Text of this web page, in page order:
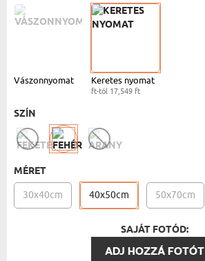
Vászonnyomat Keretes nyomat
ft-tól 17,549 ft
SZÍN
MÉRET
30x40cm 40x50cm 50x70cm
SAJÁT FOTÓD:
ADJ HOZZÁ FOTÓT